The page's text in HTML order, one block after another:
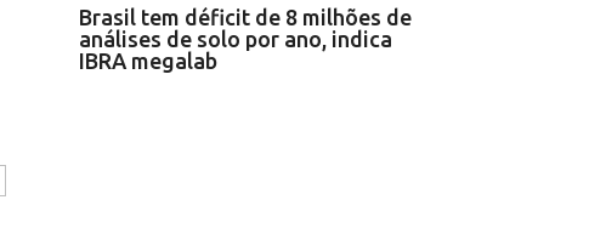
Brasil tem déficit de 8 milhões de
análises de solo por ano, indica
IBRA megalab